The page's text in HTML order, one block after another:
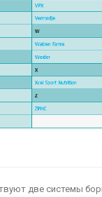
две системы